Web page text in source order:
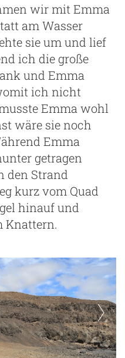
wir mit Emma
am Wasser
sie um und lief
ich die große
und Emma
ich nicht
Emma wohl
wäre sie noch
Emma
getragen
den Strand
kurz vom Quad
hinauf und
Knattern.